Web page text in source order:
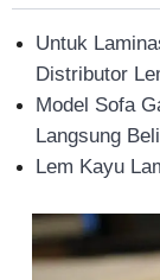
Untuk
Distributor
Model Sofa
Langsung Beli
Lem Kayu